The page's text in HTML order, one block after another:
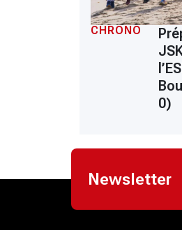
CHRONO
0)
Newsletter